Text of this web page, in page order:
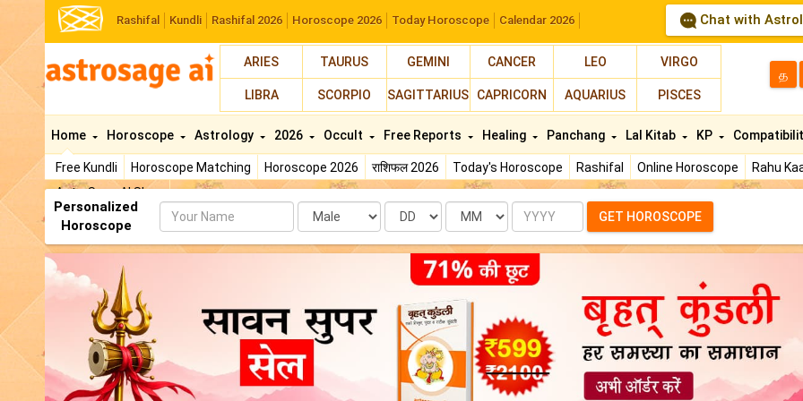
Rashifal Kundli Rashifal 2026 Horoscope 2026 Today Horoscope Calendar 2026 Chat with
ARIES TAURUS GEMINI CANCER LEO VIRGO
LIBRA SCORPIO SAGITTARIUS CAPRICORN AQUARIUS PISCES
த
Home
Free Kundli Horoscope Matching Horoscope 2026 राशिफल 2026 Today's Horoscope Rashifal Online Horoscope Rahu
AstroSage AI Shop
Horoscope Astrology 2026 Occult Free Reports Healing Panchang Lal Kitab KP
Personalized
Horoscope
Name Date Month Year GET HOROSCOPE